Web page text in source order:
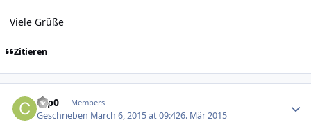
Viele Grüße
Zitieren
c3p0 Members
Geschrieben March 6, 2015 at 09:426. Mär 2015